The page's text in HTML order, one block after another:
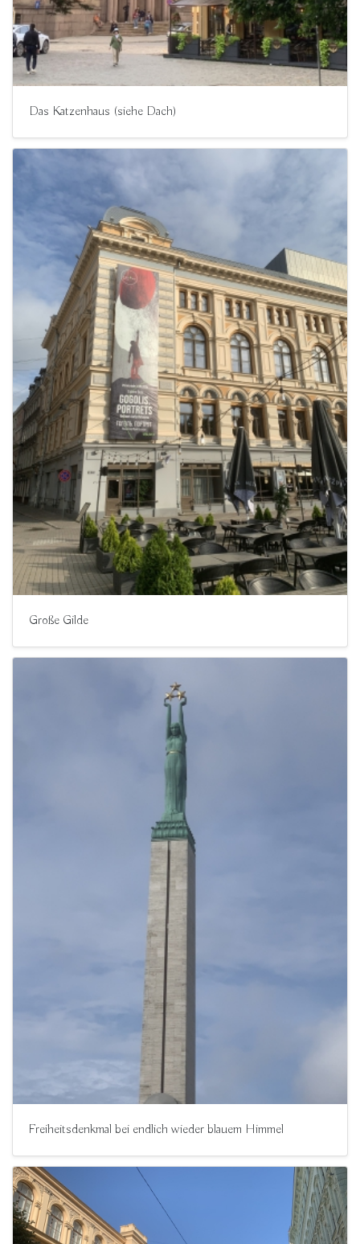
Das Katzenhaus (siehe Dach)
Große Gilde
Freiheitsdenkmal bei endlich wieder blauem Himmel